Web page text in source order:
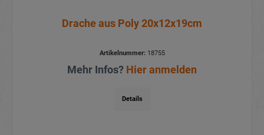
Drache aus Poly 20x12x19cm
Artikelnummer:18755
Mehr Infos? Hier anmelden
Details